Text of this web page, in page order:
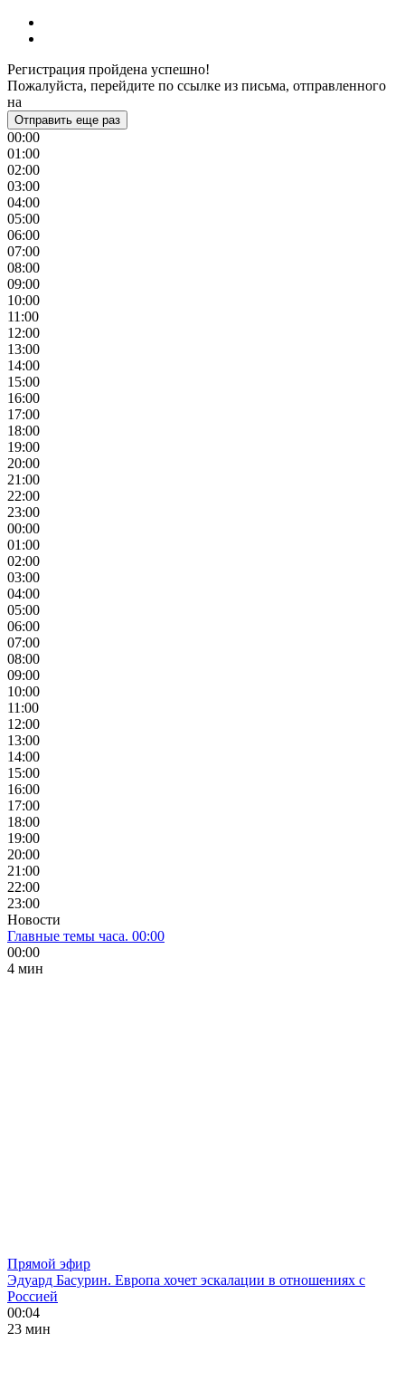
Регистрация пройдена успешно!
Пожалуйста, перейдите по ссылке из письма, отправленного
на
Отправить еще раз
00:00
01:00
02:00
03:00
04:00
05:00
06:00
07:00
08:00
09:00
10:00
11:00
12:00
13:00
14:00
15:00
16:00
17:00
18:00
19:00
20:00
21:00
22:00
23:00
00:00
01:00
02:00
03:00
04:00
05:00
06:00
07:00
08:00
09:00
10:00
11:00
12:00
13:00
14:00
15:00
16:00
17:00
18:00
19:00
20:00
21:00
22:00
23:00
Новости
Главные темы часа. 00:00
00:00
4 мин
Прямой эфир
Эдуард Басурин. Европа хочет эскалации в отношениях с
Россией
00:04
23 мин